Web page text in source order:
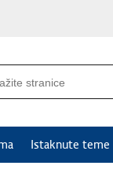
Istaknute teme